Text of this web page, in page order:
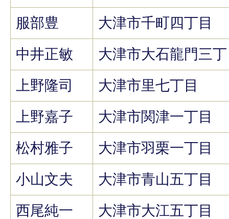
服部豊
大津市千町四丁目
中井正敏
大津市大石龍門三
上野隆司
大津市里七丁目
上野嘉子
大津市関津一丁目
松村雅子
大津市羽栗一丁目
小山文夫
大津市青山五丁目
西尾純一
大津市大江五丁目